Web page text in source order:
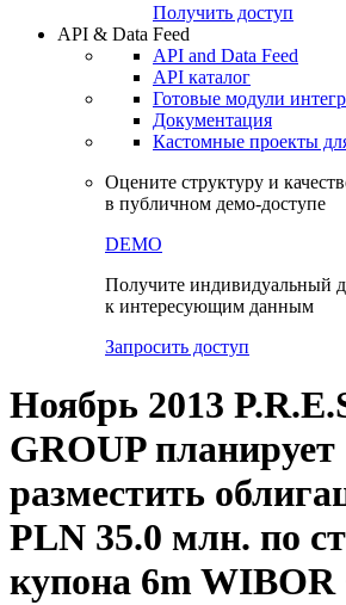
Получить доступ
API & Data Feed
API and Data Feed
API каталог
Готовые модули
Документация
Кастомные проекты
Оцените структуру и
в публичном демо-доступе
DEMO
Получите индивидуальный
к интересующим данным
Запросить доступ
Ноябрь 2013
GROUP планирует
разместить
PLN 35.0 млн. по
купона 6m WIBOR